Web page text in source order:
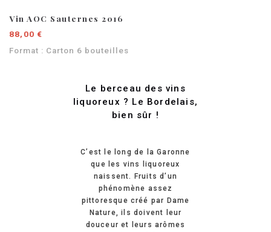
Vin AOC Sauternes 2016
88,00 €
Format : Carton 6 bouteilles
Le berceau des vins
liquoreux ? Le Bordelais,
bien sûr !
C’est le long de la Garonne
que les vins liquoreux
naissent. Fruits d’un
phénomène assez
pittoresque créé par Dame
Nature, ils doivent leur
douceur et leurs arômes